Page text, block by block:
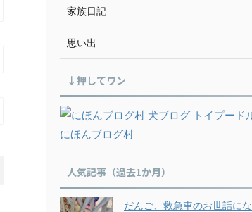
家族日記
思い出
↓押してワン
にほんブログ村
人気記事（過去1か月）
だんご、救急車のお世話にな